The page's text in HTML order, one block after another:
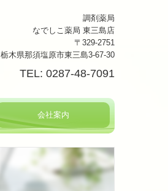
調剤薬局
なでしこ薬局 東三島店
〒329-2751
栃木県那須塩原市東三島3-67-30
TEL: 0287-48-7091
会社案内